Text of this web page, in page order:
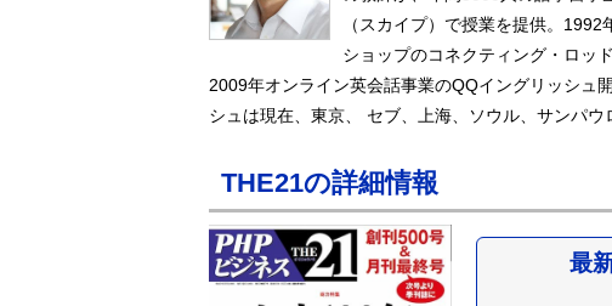
（スカイプ）で授業を提供。
ショップのコネクティング・ロッ
2009年オンライン英会話事業のQQイングリッシュ
シュは現在、東京、 セブ、上海、ソウル、サンパウ
THE21の詳細情報
最